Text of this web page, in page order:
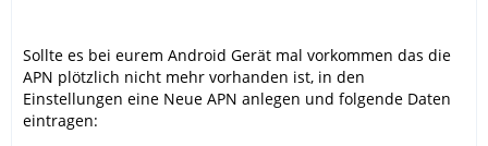
Sollte es bei eurem Android Gerät mal vorkommen das die
APN plötzlich nicht mehr vorhanden ist, in den
Einstellungen eine Neue APN anlegen und folgende Daten
eintragen: